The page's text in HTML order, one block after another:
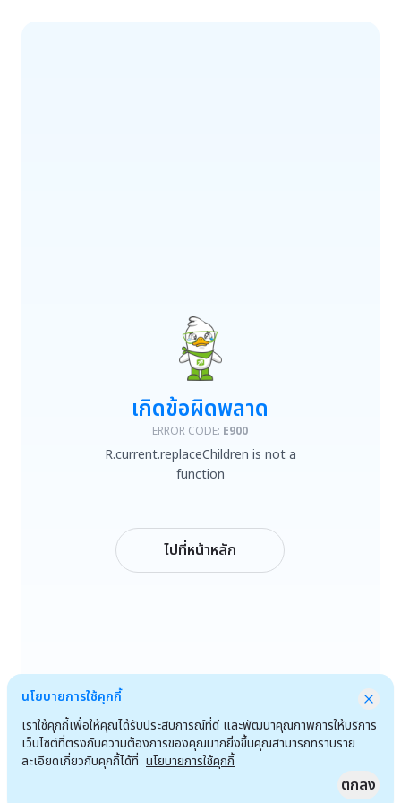
R.current.replaceChildren is not a function
เกิดข้อผิดพลาด
ERROR CODE: E900
R.current.replaceChildren is not a
function
ไปที่หน้าหลัก
นโยบายการใช้คุกกี้
เราใช้คุกกี้เพื่อให้คุณได้รับประสบการณ์ที่ดี และพัฒนาคุณภาพการให้บริการ
เว็บไซต์ที่ตรงกับความต้องการของคุณมากยิ่งขึ้นคุณสามารถทราบราย
ละเอียดเกี่ยวกับคุกกี้ได้ที่ นโยบายการใช้คุกกี้
ตกลง